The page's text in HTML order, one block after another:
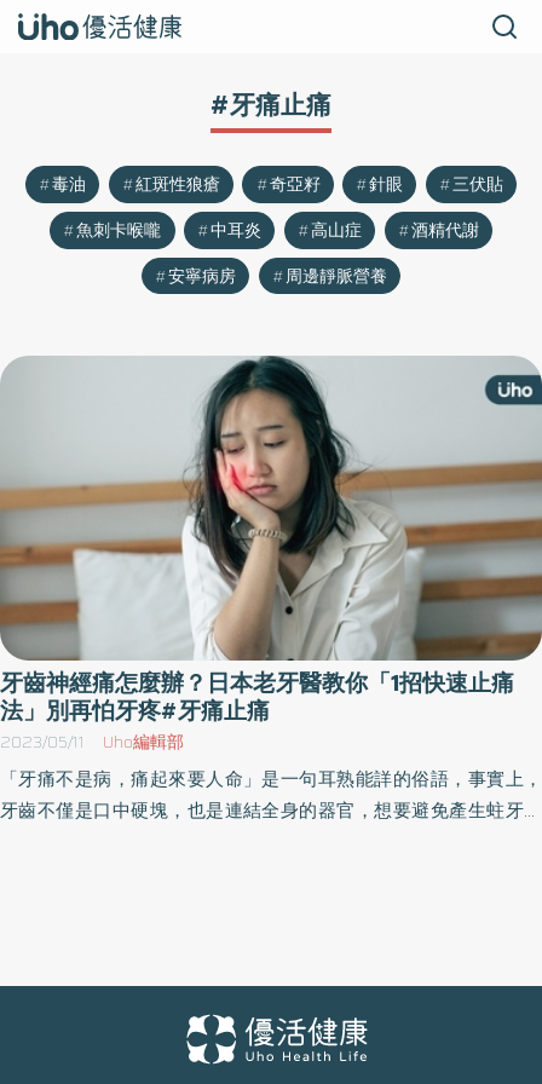
#牙痛止痛
毒油 紅斑性狼瘡 奇亞籽 針眼
三伏貼
魚刺卡喉嚨
中耳炎 高山症
酒精代謝
安寧病房
周邊靜脈營養
牙齒神經痛怎麼辦？日本老牙醫教你「1招快速止痛
法」別再怕牙疼#牙痛止痛
2023/05/11 Uho編輯部
「牙痛不是病，痛起來要人命」是一句耳熟能詳的俗語，事實上，
牙齒不僅是口中硬塊，也是連結全身的器官，想要避免產生蛀牙、